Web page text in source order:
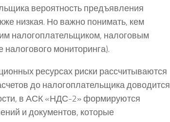
вероятность предъявления
низкая. Но важно понимать, кем
налогоплательщиком, налоговым
мониторинга).
ресурсах риски рассчитываются
до налогоплательщика доводится
в АСК «НДС-2» формируются
и документов, которые